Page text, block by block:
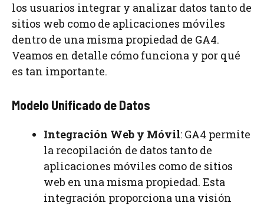
los usuarios integrar y analizar datos tanto de
sitios web como de aplicaciones móviles
dentro de una misma propiedad de GA4.
Veamos en detalle cómo funciona y por qué
es tan importante.
Modelo Unificado de Datos
Integración Web y Móvil: GA4 permite
la recopilación de datos tanto de
aplicaciones móviles como de sitios
web en una misma propiedad. Esta
integración proporciona una visión